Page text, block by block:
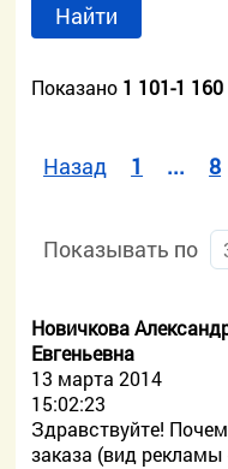
Найти
Показано 1 101-1 160
Назад 1 ... 8
Показывать по
Новичкова
Евгеньевна
13 марта 2014
15:02:23
Здравствуйте!
заказа (вид